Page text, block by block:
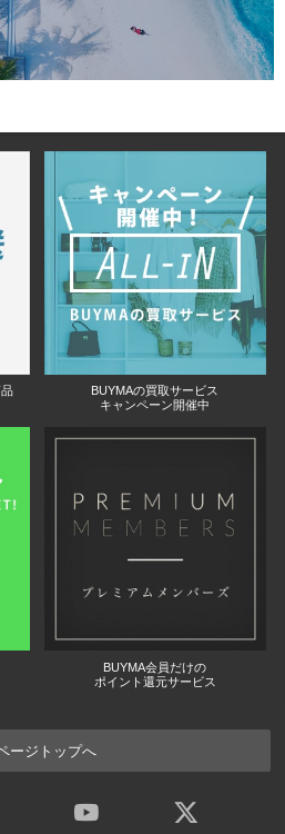
BUYMAの買取サービス
キャンペーン開催中
BUYMA会員だけの
ポイント還元サービス
ージトップへ